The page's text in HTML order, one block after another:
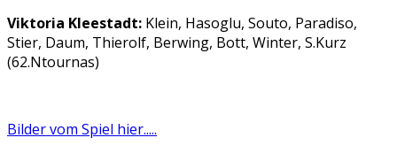
Viktoria Kleestadt: Klein, Hasoglu, Souto, Paradiso,
Stier, Daum, Thierolf, Berwing, Bott, Winter, S.Kurz
(62.Ntournas)
Bilder vom Spiel hier.....